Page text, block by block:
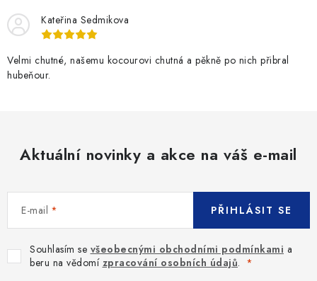
Kateřina Sedmikova
Velmi chutné, našemu kocourovi chutná a pěkně po nich přibral
hubeňour.
Aktuální novinky a akce na váš e-mail
E-mail
Souhlasím se všeobecnými obchodními podmínkami a
beru na vědomí zpracování osobních údajů.
PŘIHLÁSIT SE